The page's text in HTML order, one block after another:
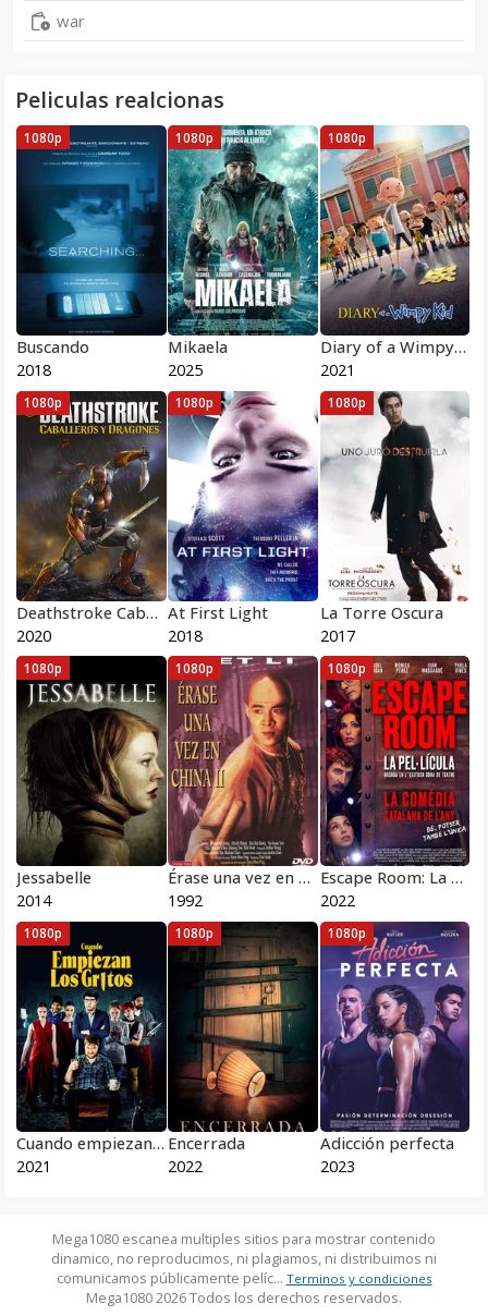
war
Peliculas realcionas
Buscando
2018
1080p
Mikaela
2025
1080p
Diary of a Wimpy Kid
2021
1080p
Deathstroke Caballeros y Dragones
2020
1080p
At First Light
2018
1080p
La Torre Oscura
2017
1080p
Jessabelle
2014
1080p
Érase una vez en China 2
1992
1080p
Escape Room: La Pel·lícula
2022
1080p
Cuando empiezan los gritos
2021
1080p
Encerrada
2022
1080p
Adicción perfecta
2023
1080p
Mega1080 escanea multiples sitios para mostrar contenido
dinamico, no reproducimos, ni plagiamos, ni distribuimos ni
comunicamos públicamente pelíc... Terminos y condiciones
Mega1080 2026 Todos los derechos reservados.